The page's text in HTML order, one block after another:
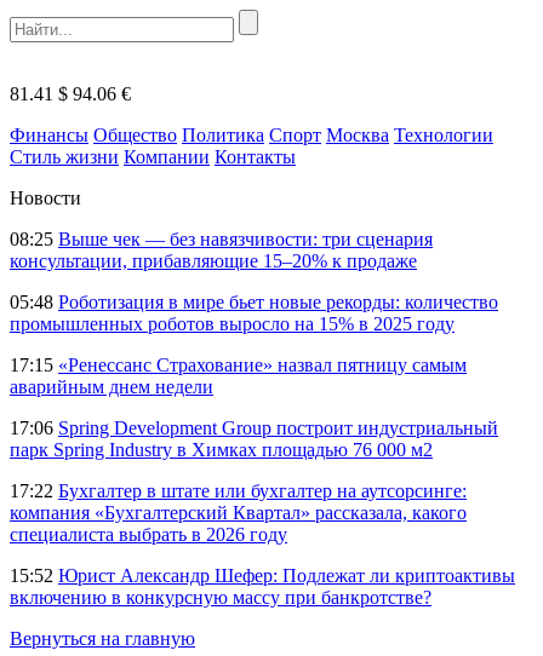
81.41 $ 94.06 €
Финансы Общество Политика Спорт Москва Технологии
Стиль жизни Компании Контакты
Новости
08:25 Выше чек — без навязчивости: три сценария
консультации, прибавляющие 15–20% к продаже
05:48 Роботизация в мире бьет новые рекорды: количество
промышленных роботов выросло на 15% в 2025 году
17:15 «Ренессанс Страхование» назвал пятницу самым
аварийным днем недели
17:06 Spring Development Group построит индустриальный
парк Spring Industry в Химках площадью 76 000 м2
17:22 Бухгалтер в штате или бухгалтер на аутсорсинге:
компания «Бухгалтерский Квартал» рассказала, какого
специалиста выбрать в 2026 году
15:52 Юрист Александр Шефер: Подлежат ли криптоактивы
включению в конкурсную массу при банкротстве?
Вернуться на главную